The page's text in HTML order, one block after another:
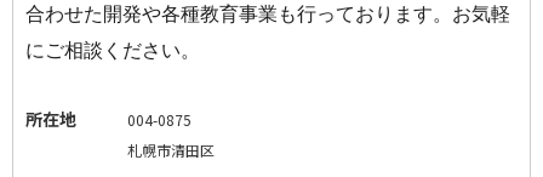
合わせた開発や各種教育事業も行っております。お気軽
にご相談ください。
所在地
004-0875
札幌市清田区